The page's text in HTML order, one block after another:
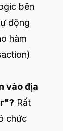
bên
động
hàm
vào địa
Rất
chức